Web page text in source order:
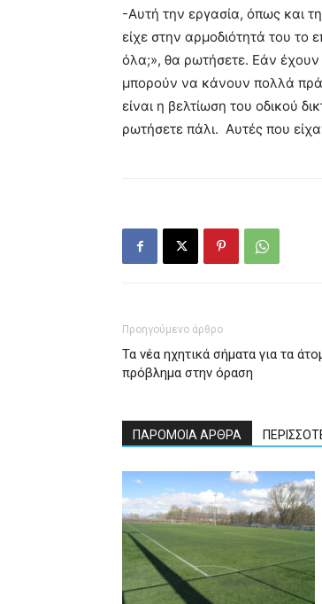
-Αυτή την εργασία, όπως και
είχε στην αρμοδιότητά του το
όλα;», θα ρωτήσετε. Εάν έχουν
μπορούν να κάνουν πολλά
είναι η βελτίωση του οδικού
ρωτήσετε πάλι. Αυτές που
Προηγούμενο άρθρο
Τα νέα ηχητικά σήματα για τα
πρόβλημα στην όραση
ΠΑΡΟΜΟΙΑ ΑΡΘΡΑ